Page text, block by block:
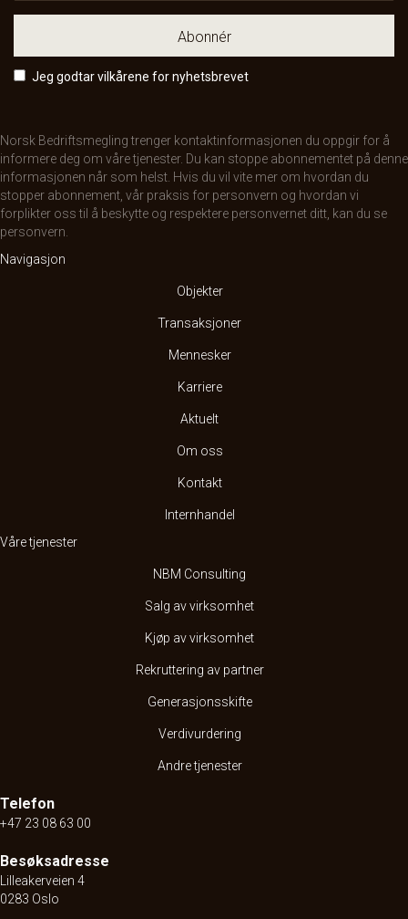
Abonnér
Jeg godtar vilkårene for nyhetsbrevet
Norsk Bedriftsmegling trenger kontaktinformasjonen du oppgir for å
informere deg om våre tjenester. Du kan stoppe abonnementet på denne
informasjonen når som helst. Hvis du vil vite mer om hvordan du
stopper abonnement, vår praksis for personvern og hvordan vi
forplikter oss til å beskytte og respektere personvernet ditt, kan du se
personvern
Navigasjon
Objekter
Transaksjoner
Mennesker
Karriere
Aktuelt
Om oss
Kontakt
Internhandel
Våre tjenester
NBM Consulting
Salg av virksomhet
Kjøp av virksomhet
Rekruttering av partner
Generasjonsskifte
Verdivurdering
Andre tjenester
Telefon
+47 23 08 63 00
Besøksadresse
Lilleakerveien 4
0283 Oslo